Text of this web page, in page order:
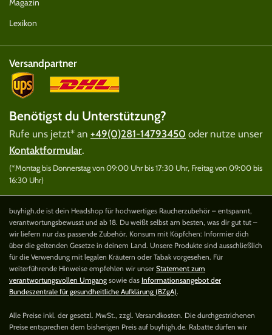
Magazin
Lexikon
Versandpartner
Benötigst du Unterstützung?
Rufe uns jetzt* an +49(0)281-14793450 oder nutze unser
Kontaktformular.
(*Montag bis Donnerstag von 09:00 Uhr bis 17:30 Uhr, Freitag von 09:00 bis
16:30 Uhr)
buyhigh.de ist dein Headshop für hochwertiges Raucherzubehör – entspannt,
verantwortungsbewusst und ab 18. Du weißt selbst am besten, was dir gut tut –
wir liefern nur das passende Zubehör. Konsum mit Köpfchen: Informier dich
über die geltenden Gesetze in deinem Land. Unsere Produkte sind ausschließlich
für die Verwendung mit legalen Kräutern oder Tabak vorgesehen. Für
weiterführende Hinweise empfehlen wir unser Statement zum
verantwortungsvollen Umgang sowie das Informationsangebot der
Bundeszentrale für gesundheitliche Aufklärung (BZgA).
Alle Preise inkl. der gesetzl. MwSt., zzgl. Versandkosten. Die durchgestrichenen
Preise entsprechen dem bisherigen Preis auf buyhigh.de. Rabatte dürfen wir